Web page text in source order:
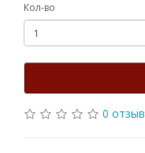
Кол-во
0